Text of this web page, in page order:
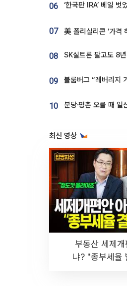
06
07
08
09
10
최신 영상
부동산 세제
냐? "종부세율